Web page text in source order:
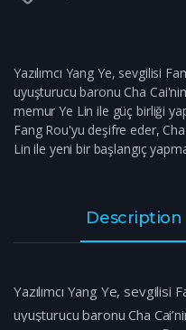
Yazılımcı Yang Ye, sevgilisi
uyuşturucu baronu Cha
memur Ye Lin ile güç birliği
Fang Rou'yu deşifre eder,
Lin ile yeni bir başlangıç
Description
Yazılımcı Yang Ye, sevgilisi
uyuşturucu baronu Cha